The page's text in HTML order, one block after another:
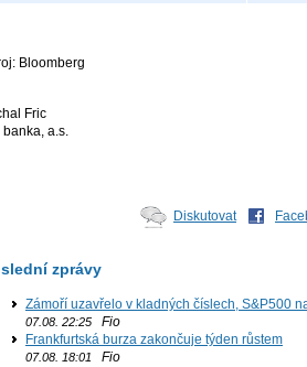
Bloomberg
Fric
banka, a.s.
Diskutovat
zprávy
Zámoří uzavřelo v kladných číslech, S&P500
07.08. 22:25 Fio
Frankfurtská burza zakončuje týden růstem
07.08. 18:01 Fio